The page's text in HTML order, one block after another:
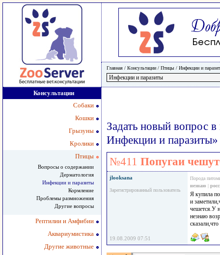
Главная / Консультации / Птицы / Инфекции и
Консультации
Собаки
Кошки
Грызуны
Кролики
Птицы
Вопросы о содержании
Дерматология
Инфекции и паразиты
Кормление
Проблемы размножения
Другие вопросы
Рептилии и Амфибии
Аквариумистика
Другие животные
Задать новый вопрос
Инфекции и паразиты»
№411 Попугаи
jlooksana
Зарегистрированный пользователь
Порода
незнаю |
Я купила
и
чешется.У
незнаю
19.08.2009 07:51